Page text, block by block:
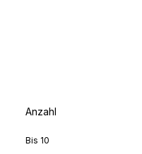
Anzahl
Bis 10